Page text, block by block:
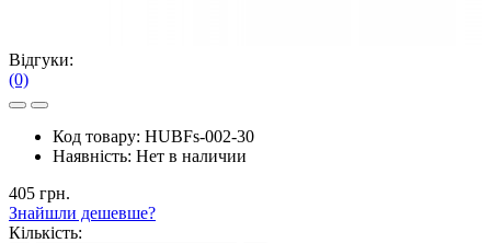
Відгуки:
(0)
Код товару: HUBFs-002-30
Наявність: Нет в наличии
405 грн.
Знайшли дешевше?
Кількість: